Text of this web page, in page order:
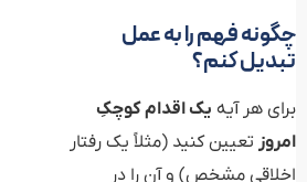
چگونه فهم را به عمل
تبدیل کنم؟
برای هر آیه یک اقدام کوچکِ
امروز تعیین کنید (مثلاً یک رفتار
اخلاقی مشخص) و آن را در